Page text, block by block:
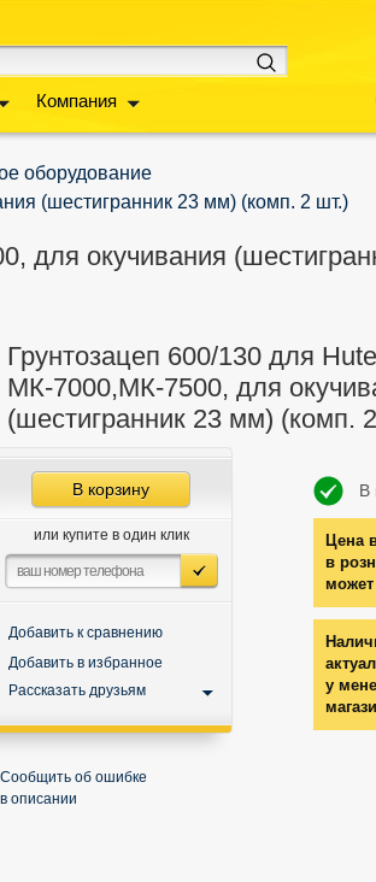
Компания
оборудование
(шестигранник 23 мм) (комп. 2 шт.)
для окучивания
Грунтозацеп 600/130 для
МК-7000,МК-7500, для
(шестигранник 23 мм) (комп.
В
Цена
в
может
у
В корзину
или купите в один клик
Добавить к сравнению
Добавить в избранное
Рассказать друзьям
Сообщить об ошибке
в описании